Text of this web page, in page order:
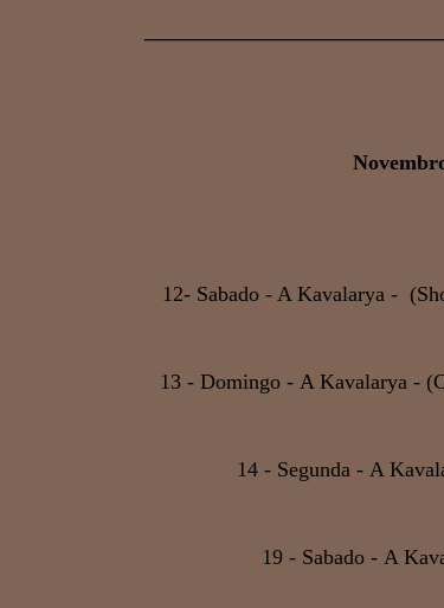
12- Sabado - A Kavalarya -
13 - Domingo - A Kavalarya -
14 - Segunda - A
19 - Sabado - A